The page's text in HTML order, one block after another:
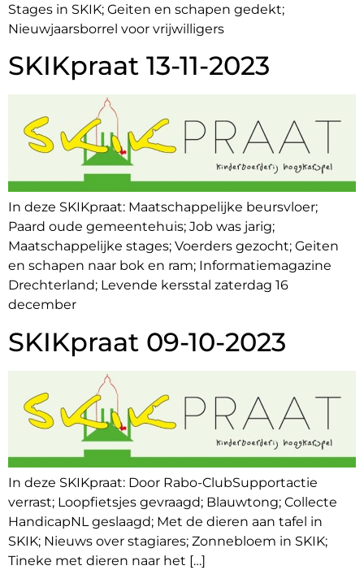
Stages in SKIK; Geiten en schapen gedekt;
Nieuwjaarsborrel voor vrijwilligers
SKIKpraat 13-11-2023
In deze SKIKpraat: Maatschappelijke beursvloer;
Paard oude gemeentehuis; Job was jarig;
Maatschappelijke stages; Voerders gezocht; Geiten
en schapen naar bok en ram; Informatiemagazine
Drechterland; Levende kersstal zaterdag 16
december
SKIKpraat 09-10-2023
In deze SKIKpraat: Door Rabo-ClubSupportactie
verrast; Loopfietsjes gevraagd; Blauwtong; Collecte
HandicapNL geslaagd; Met de dieren aan tafel in
SKIK; Nieuws over stagiares; Zonnebloem in SKIK;
Tineke met dieren naar het […]